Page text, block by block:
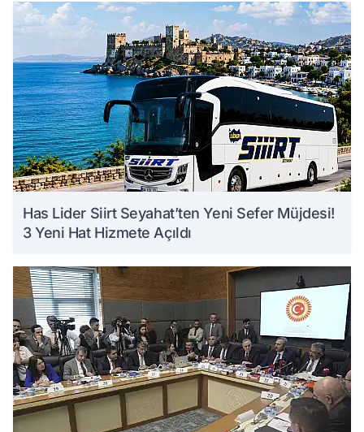
Has Lider Siirt Seyahat’ten Yeni Sefer Müjdesi!
3 Yeni Hat Hizmete Açıldı